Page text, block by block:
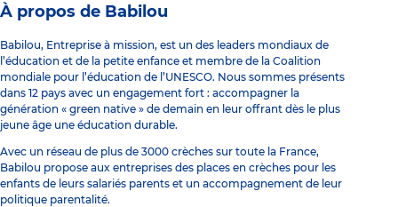
À propos de Babilou
Babilou, Entreprise à mission, est un des leaders mondiaux de
l’éducation et de la petite enfance et membre de la Coalition
mondiale pour l’éducation de l’UNESCO. Nous sommes présents
dans 12 pays avec un engagement fort : accompagner la
génération « green native » de demain en leur offrant dès le plus
jeune âge une éducation durable.
Avec un réseau de plus de 3000 crèches sur toute la France,
Babilou propose aux entreprises des places en crèches pour les
enfants de leurs salariés parents et un accompagnement de leur
politique parentalité.